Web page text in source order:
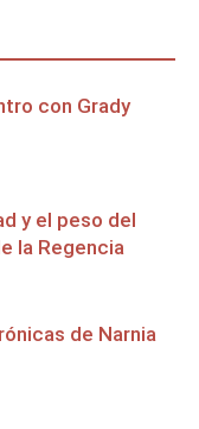
con Grady
y el peso del
la Regencia
de Narnia